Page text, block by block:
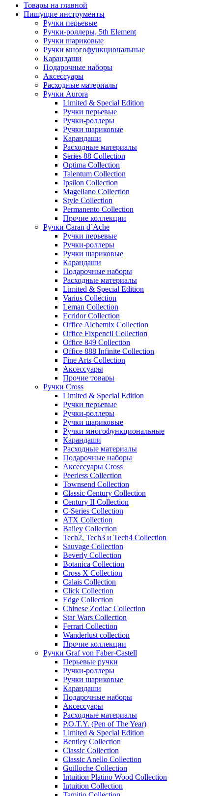
Товары на главной
Пишущие инструменты
Ручки перьевые
Ручки-роллеры, 5th Element
Ручки шариковые
Ручки многофункциональные
Карандаши
Подарочные наборы
Аксессуары
Расходные материалы
Ручки Aurora
Limited & Special Edition
Ручки перьевые
Ручки-роллеры
Ручки шариковые
Карандаши
Расходные материалы
Series 88 Collection
Optima Collection
Talentum Collection
Ipsilon Collection
Magellano Collection
Style Collection
Permanento Collection
Прочие коллекции
Ручки Caran d`Ache
Ручки перьевые
Ручки-роллеры
Ручки шариковые
Карандаши
Подарочные наборы
Расходные материалы
Limited & Special Edition
Varius Collection
Leman Collection
Ecridor Collection
Office Alchemix Collection
Office Fixpencil Collection
Office 849 Collection
Office 888 Infinite Collection
Fine Arts Collection
Аксессуары
Прочие товары
Ручки Cross
Limited & Special Edition
Ручки перьевые
Ручки-роллеры
Ручки шариковые
Ручки многофункциональные
Карандаши
Расходные материалы
Подарочные наборы
Аксессуары Cross
Peerless Collection
Townsend Collection
Classic Century Collection
Century II Collection
C-Series Collection
ATX Collection
Bailey Collection
Tech2, Tech3 и Tech4 Collection
Sauvage Collection
Beverly Collection
Botanica Collection
Cross X Collection
Calais Collection
Click Collection
Edge Collection
Chinese Zodiac Collection
Star Wars Collection
Ferrari Collection
Wanderlust collection
Прочие коллекции
Ручки Graf von Faber-Castell
Перьевые ручки
Ручки-роллеры
Ручки шариковые
Карандаши
Подарочные наборы
Аксессуары
Расходные материалы
P.O.T.Y. (Pen of The Year)
Limited & Special Edition
Bentley Collection
Classic Collection
Classic Anello Collection
Guilloche Collection
Intuition Platino Wood Collection
Intuition Collection